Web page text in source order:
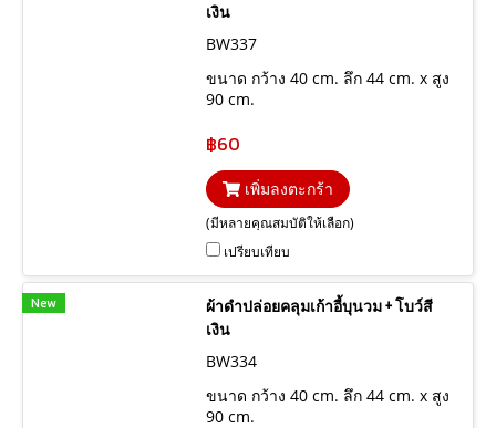
เงิน
BW337
ขนาด กว้าง 40 cm. ลึก 44 cm. x สูง
90 cm.
฿60
เพิ่มลงตะกร้า
(มีหลายคุณสมบัติให้เลือก)
เปรียบเทียบ
New
ผ้าดำปล่อยคลุมเก้าอี้บุนวม + โบว์สี
เงิน
BW334
ขนาด กว้าง 40 cm. ลึก 44 cm. x สูง
90 cm.